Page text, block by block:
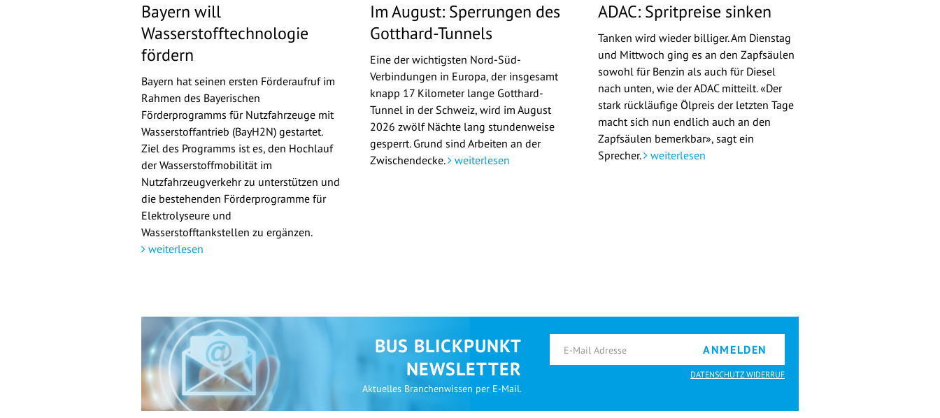
Bayern will
Wasserstofftechnologie
fördern
Bayern hat seinen ersten Förderaufruf im
Rahmen des Bayerischen
Förderprogramms für Nutzfahrzeuge mit
Wasserstoffantrieb (BayH2N) gestartet.
Ziel des Programms ist es, den Hochlauf
der Wasserstoffmobilität im
Nutzfahrzeugverkehr zu unterstützen und
die bestehenden Förderprogramme für
Elektrolyseure und
Wasserstofftankstellen zu ergänzen.
weiterlesen
Im August: Sperrungen des
Gotthard-Tunnels
Eine der wichtigsten Nord-Süd-
Verbindungen in Europa, der insgesamt
knapp 17 Kilometer lange Gotthard-
Tunnel in der Schweiz, wird im August
2026 zwölf Nächte lang stundenweise
gesperrt. Grund sind Arbeiten an der
Zwischendecke. weiterlesen
ADAC: Spritpreise sinken
Tanken wird wieder billiger. Am Dienstag
und Mittwoch ging es an den Zapfsäulen
sowohl für Benzin als auch für Diesel
nach unten, wie der ADAC mitteilt. «Der
stark rückläufige Ölpreis der letzten Tage
macht sich nun endlich auch an den
Zapfsäulen bemerkbar», sagt ein
Sprecher. weiterlesen
BUS BLICKPUNKT
NEWSLETTER
Aktuelles Branchenwissen per E-Mail.
ANMELDEN
DATENSCHUTZ WIDERRUF